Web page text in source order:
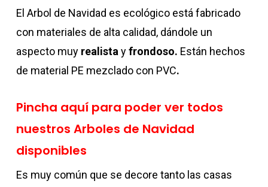
El Arbol de Navidad es ecológico está fabricado
con materiales de alta calidad, dándole un
aspecto muyrealistayfrondoso. Están hechos
de material PE mezclado con PVC.
Pincha aquí para poder ver todos
nuestros Arboles de Navidad
disponibles
Es muy común que se decore tanto las casas